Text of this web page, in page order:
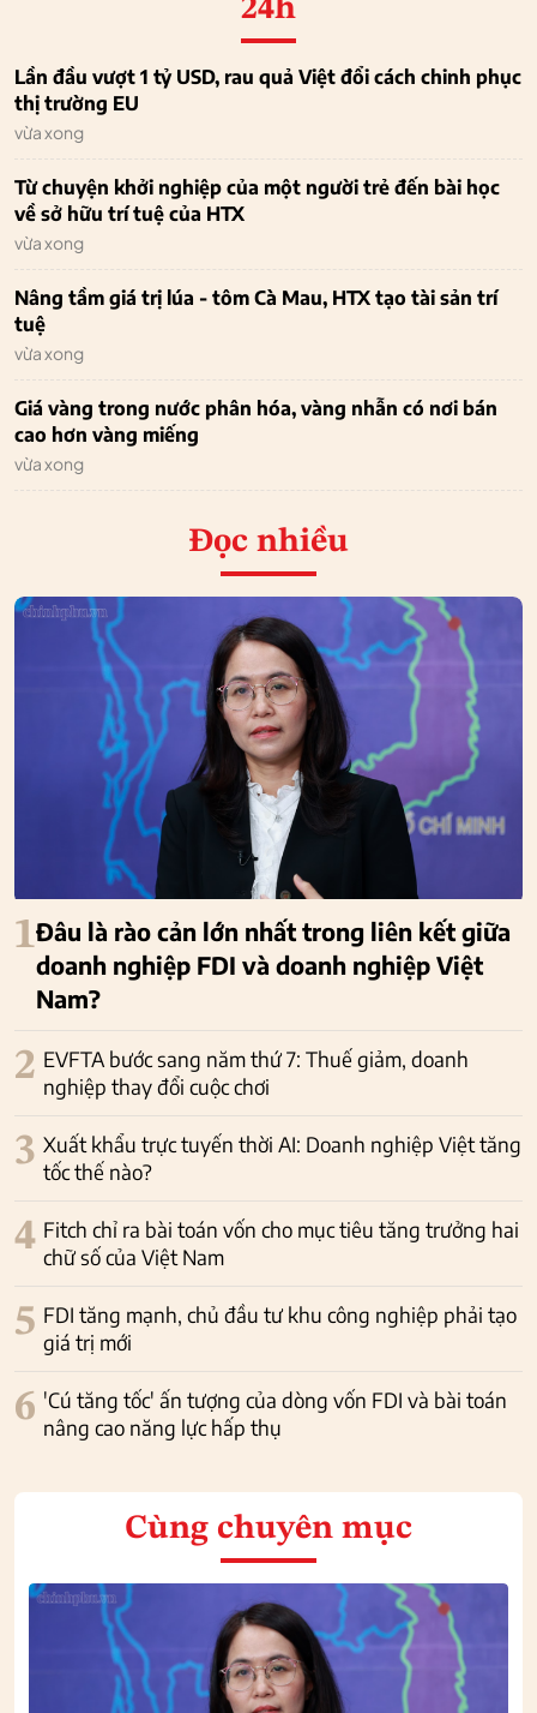
24h
Lần đầu vượt 1 tỷ USD, rau quả Việt đổi cách chinh phục
thị trường EU
vừa xong
Từ chuyện khởi nghiệp của một người trẻ đến bài học
về sở hữu trí tuệ của HTX
vừa xong
Nâng tầm giá trị lúa - tôm Cà Mau, HTX tạo tài sản trí
tuệ
vừa xong
Giá vàng trong nước phân hóa, vàng nhẫn có nơi bán
cao hơn vàng miếng
vừa xong
Đọc nhiều
1Đâu là rào cản lớn nhất trong liên kết giữa
doanh nghiệp FDI và doanh nghiệp Việt
Nam?
2 EVFTA bước sang năm thứ 7: Thuế giảm, doanh
nghiệp thay đổi cuộc chơi
3 Xuất khẩu trực tuyến thời AI: Doanh nghiệp Việt tăng
tốc thế nào?
4 Fitch chỉ ra bài toán vốn cho mục tiêu tăng trưởng hai
chữ số của Việt Nam
5 FDI tăng mạnh, chủ đầu tư khu công nghiệp phải tạo
giá trị mới
6 'Cú tăng tốc' ấn tượng của dòng vốn FDI và bài toán
nâng cao năng lực hấp thụ
Cùng chuyên mục